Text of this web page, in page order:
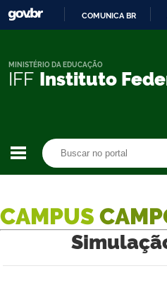
COMUNICA BR
IFF Instituto
MINISTÉRIO DA EDUCAÇÃO
CAMPUS